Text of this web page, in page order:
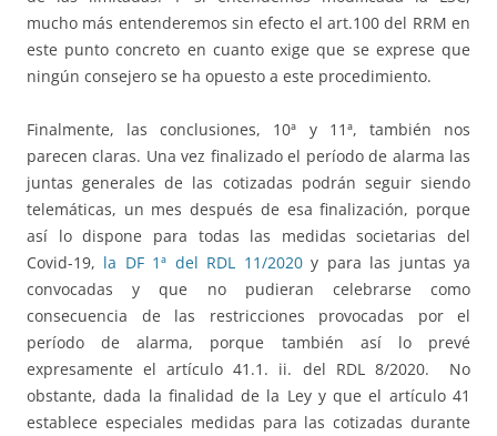
mucho más entenderemos sin efecto el art.100 del RRM en
este punto concreto en cuanto exige que se exprese que
ningún consejero se ha opuesto a este procedimiento.
Finalmente, las conclusiones, 10ª y 11ª, también nos
parecen claras. Una vez finalizado el período de alarma las
juntas generales de las cotizadas podrán seguir siendo
telemáticas, un mes después de esa finalización, porque
así lo dispone para todas las medidas societarias del
Covid-19, la DF 1ª del RDL 11/2020y para las juntas ya
convocadas y que no pudieran celebrarse como
consecuencia de las restricciones provocadas por el
período de alarma, porque también así lo prevé
expresamente el artículo 41.1. ii. del RDL 8/2020. No
obstante, dada la finalidad de la Ley y que el artículo 41
establece especiales medidas para las cotizadas durante